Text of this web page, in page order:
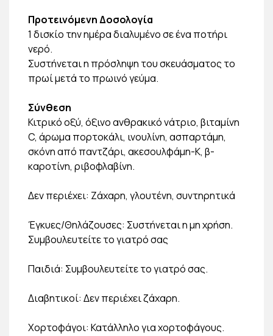
Προτεινόμενη Δοσολογία
1 δισκίο την ημέρα διαλυμένο σε ένα ποτήρι
νερό.
Συστήνεται η πρόσληψη του σκευάσματος το
πρωί μετά το πρωινό γεύμα.
Σύνθεση
Κιτρικό οξύ, όξινο ανθρακικό νάτριο, βιταμίνη
C, άρωμα πορτοκάλι, ινουλίνη, ασπαρτάμη,
σκόνη από παντζάρι, ακεσουλφάμη-Κ, β-
καροτίνη, ριβοφλαβίνη.
Δεν περιέχει: Ζάχαρη, γλουτένη, συντηρητικά
Έγκυες/Θηλάζουσες: Συστήνεται η μη χρήση.
Συμβουλευτείτε το γιατρό σας
Παιδιά: Συμβουλευτείτε το γιατρό σας.
Διαβητικοί: Δεν περιέχει ζάχαρη.
Χορτοφάγοι: Κατάλληλο για χορτοφάγους.